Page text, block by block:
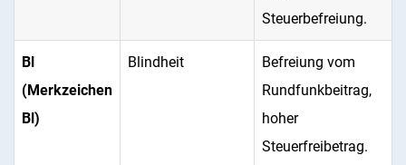
Steuerbefreiung.
Bl
(Merkzeichen
Bl)
Blindheit
Befreiung vom
Rundfunkbeitrag,
hoher
Steuerfreibetrag.